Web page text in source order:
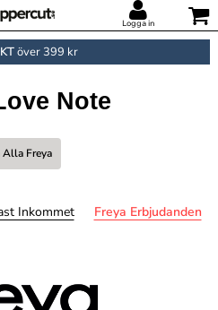
Logga in
över 399 kr
Note
Alla Freya
Inkommet Freya Erbjudanden